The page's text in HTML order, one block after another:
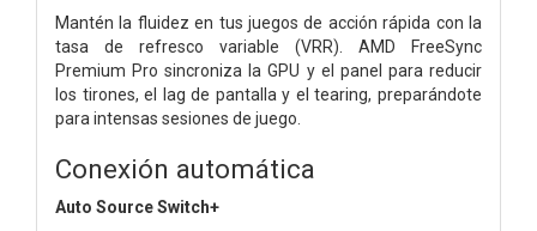
Mantén la fluidez en tus juegos de acción rápida con la
tasa de refresco variable (VRR). AMD FreeSync
Premium Pro sincroniza la GPU y el panel para reducir
los tirones, el lag de pantalla y el tearing, preparándote
para intensas sesiones de juego.
Conexión automática
Auto Source Switch+